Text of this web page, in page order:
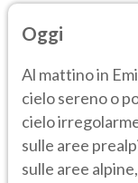
Oggi
Al mattino in
cielo sereno o
cielo
sulle aree
sulle aree